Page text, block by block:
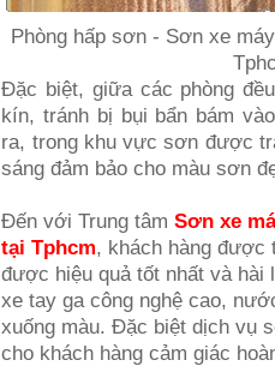
Phòng hấp sơn - Sơn xe
Đặc biệt, giữa các phòng
kín, tránh bị bụi bẩn bám
ra, trong khu vực sơn được
sáng đảm bảo cho màu sơn
Đến với Trung tâmSơn xe
tại Tphcm, khách hàng được
được hiệu quả tốt nhất và hài
xe tay ga công nghệ cao,
xuống màu. Đặc biệt dịch vụ
cho khách hàng cảm giác